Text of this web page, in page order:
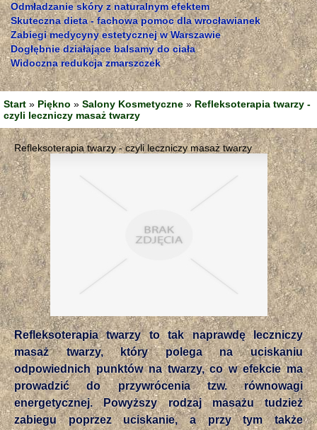
Odmładzanie skóry z naturalnym efektem
Skuteczna dieta - fachowa pomoc dla wrocławianek
Zabiegi medycyny estetycznej w Warszawie
Dogłębnie działające balsamy do ciała
Widoczna redukcja zmarszczek
Start » Piękno » Salony Kosmetyczne » Refleksoterapia twarzy -
czyli leczniczy masaż twarzy
Refleksoterapia twarzy - czyli leczniczy masaż twarzy
Refleksoterapia twarzy to tak naprawdę leczniczy
masaż twarzy, który polega na uciskaniu
odpowiednich punktów na twarzy, co w efekcie ma
prowadzić do przywrócenia tzw. równowagi
energetycznej. Powyższy rodzaj masażu tudzież
zabiegu poprzez uciskanie, a przy tym także